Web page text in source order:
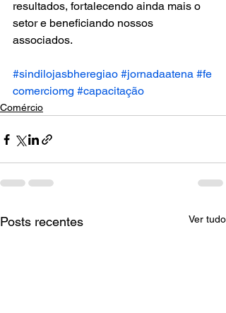
resultados, fortalecendo ainda mais o
setor e beneficiando nossos
associados.
#sindilojasbheregiao #jornadaatena #fe
comerciomg #capacitação
Comércio
Posts recentes Ver tudo